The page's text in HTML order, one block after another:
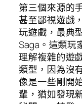
第三個來源的
甚至鄙視遊戲
玩遊戲，最典
Saga。這類玩
理解複雜的遊
類型，因為沒
像是一些剛開
輩，猶如發現